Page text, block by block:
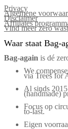
Privacy
Algemene
Disclaimer
Affiliates
Vind meer zero
Waar staat Bag-
Bag‑again is dé
We
via Trees for
Al sinds
(handmade)
Focus op
to-last.
Eigen